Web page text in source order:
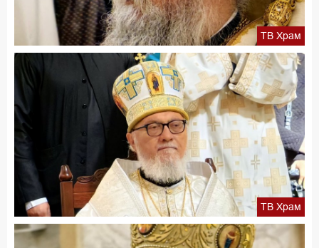
ТВ Храм
ТВ Храм